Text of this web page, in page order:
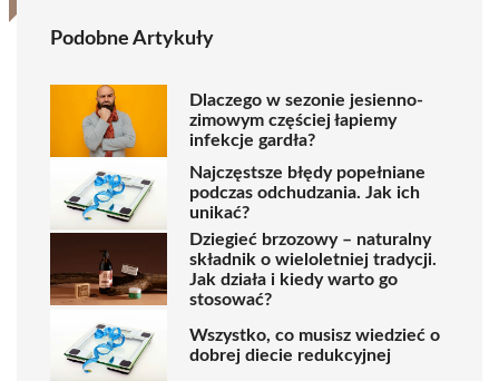
Podobne Artykuły
Dlaczego w sezonie jesienno-
zimowym częściej łapiemy
infekcje gardła?
Najczęstsze błędy popełniane
podczas odchudzania. Jak ich
unikać?
Dziegieć brzozowy – naturalny
składnik o wieloletniej tradycji.
Jak działa i kiedy warto go
stosować?
Wszystko, co musisz wiedzieć o
dobrej diecie redukcyjnej